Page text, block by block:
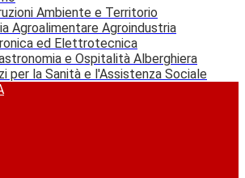
Ambiente e Territorio
Agroalimentare Agroindustria
ed Elettrotecnica
e Ospitalità Alberghiera
per la Sanità e l'Assistenza Sociale